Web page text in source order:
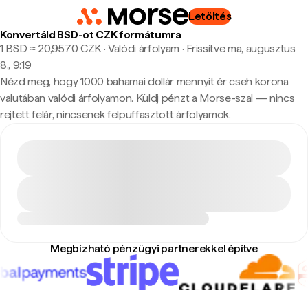
Letöltés
Konvertáld BSD-ot CZK formátumra
1 BSD ≈ 20,9570 CZK · Valódi árfolyam · Frissítve ma, augusztus
8., 9:19
Nézd meg, hogy 1000 bahamai dollár mennyit ér cseh korona
valutában valódi árfolyamon. Küldj pénzt a Morse-szal — nincs
rejtett felár, nincsenek felpuffasztott árfolyamok.
Megbízható pénzügyi partnerekkel építve